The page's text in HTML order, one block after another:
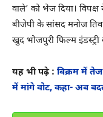
वाले’ को भेज दिया।
बीजेपी के सांसद मनोज
खुद भोजपुरी फिल्म इंडस्ट्री
यह भी पढ़े : बिक्रम में
में मांगे वोट, कहा- अब